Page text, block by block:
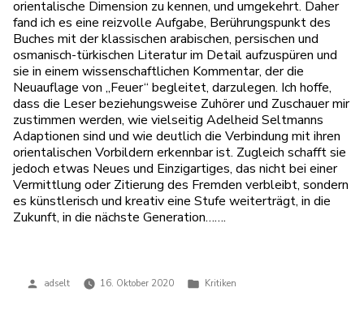
orientalische Dimension zu kennen, und umgekehrt. Daher
fand ich es eine reizvolle Aufgabe, Berührungspunkt des
Buches mit der klassischen arabischen, persischen und
osmanisch-türkischen Literatur im Detail aufzuspüren und
sie in einem wissenschaftlichen Kommentar, der die
Neuauflage von „Feuer“ begleitet, darzulegen. Ich hoffe,
dass die Leser beziehungsweise Zuhörer und Zuschauer mir
zustimmen werden, wie vielseitig Adelheid Seltmanns
Adaptionen sind und wie deutlich die Verbindung mit ihren
orientalischen Vorbildern erkennbar ist. Zugleich schafft sie
jedoch etwas Neues und Einzigartiges, das nicht bei einer
Vermittlung oder Zitierung des Fremden verbleibt, sondern
es künstlerisch und kreativ eine Stufe weiterträgt, in die
Zukunft, in die nächste Generation…….
Veröffentlicht
adselt 16. Oktober 2020
Veröffentlicht
Kritiken